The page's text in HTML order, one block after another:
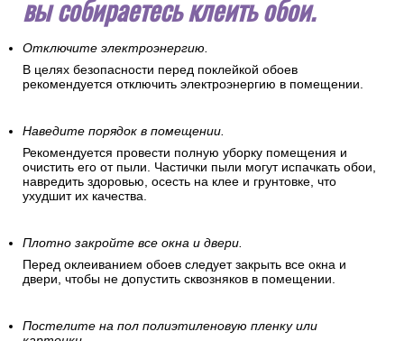
вы собираетесь клеить обои.
Отключите электроэнергию.
В целях безопасности перед поклейкой обоев
рекомендуется отключить электроэнергию в помещении.
Наведите порядок в помещении.
Рекомендуется провести полную уборку помещения и
очистить его от пыли. Частички пыли могут испачкать обои,
навредить здоровью, осесть на клее и грунтовке, что
ухудшит их качества.
Плотно закройте все окна и двери.
Перед оклеиванием обоев следует закрыть все окна и
двери, чтобы не допустить сквозняков в помещении.
Постелите на пол полиэтиленовую пленку или